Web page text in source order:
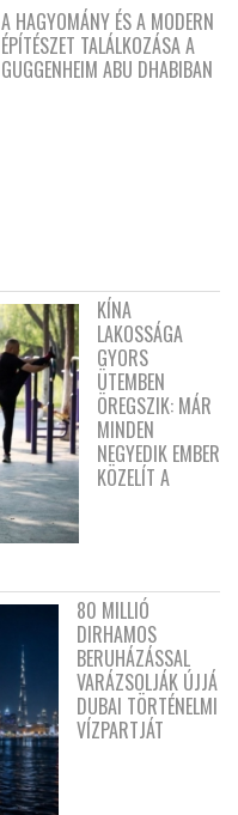
A HAGYOMÁNY ÉS A MODERN
ÉPÍTÉSZET TALÁLKOZÁSA A
GUGGENHEIM ABU DHABIBAN
KÍNA
LAKOSSÁGA
GYORS
ÜTEMBEN
ÖREGSZIK: MÁR
MINDEN
NEGYEDIK EMBER
KÖZELÍT A
80 MILLIÓ
DIRHAMOS
BERUHÁZÁSSAL
VARÁZSOLJÁK ÚJJÁ
DUBAI TÖRTÉNELMI
VÍZPARTJÁT